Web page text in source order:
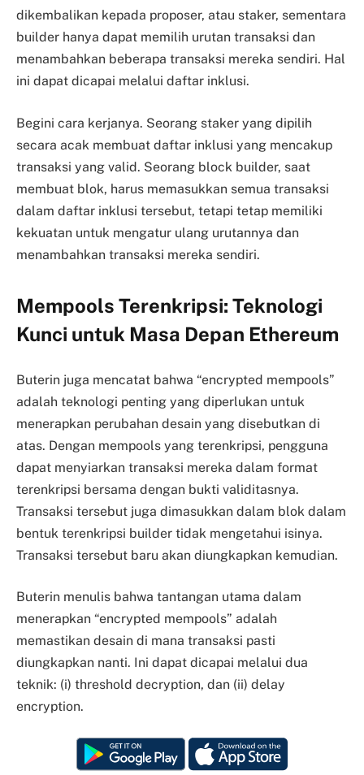
dikembalikan kepada proposer, atau staker, sementara
builder hanya dapat memilih urutan transaksi dan
menambahkan beberapa transaksi mereka sendiri. Hal
ini dapat dicapai melalui daftar inklusi.
Begini cara kerjanya. Seorang staker yang dipilih
secara acak membuat daftar inklusi yang mencakup
transaksi yang valid. Seorang block builder, saat
membuat blok, harus memasukkan semua transaksi
dalam daftar inklusi tersebut, tetapi tetap memiliki
kekuatan untuk mengatur ulang urutannya dan
menambahkan transaksi mereka sendiri.
Mempools Terenkripsi: Teknologi
Kunci untuk Masa Depan Ethereum
Buterin juga mencatat bahwa “encrypted mempools”
adalah teknologi penting yang diperlukan untuk
menerapkan perubahan desain yang disebutkan di
atas. Dengan mempools yang terenkripsi, pengguna
dapat menyiarkan transaksi mereka dalam format
terenkripsi bersama dengan bukti validitasnya.
Transaksi tersebut juga dimasukkan dalam blok dalam
bentuk terenkripsi builder tidak mengetahui isinya.
Transaksi tersebut baru akan diungkapkan kemudian.
Buterin menulis bahwa tantangan utama dalam
menerapkan “encrypted mempools” adalah
memastikan desain di mana transaksi pasti
diungkapkan nanti. Ini dapat dicapai melalui dua
teknik: (i) threshold decryption, dan (ii) delay
encryption.